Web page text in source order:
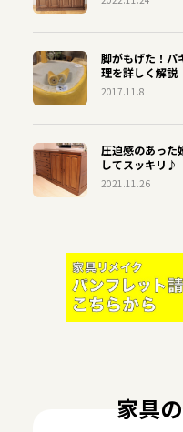
脚がもげた！パ
理を詳しく解説
2017.11.8
圧迫感のあった
してスッキリ♪
2021.11.26
家具